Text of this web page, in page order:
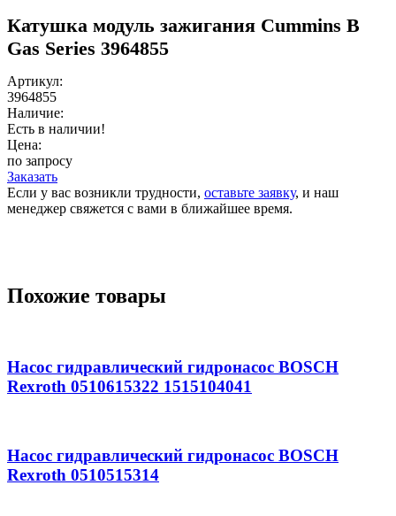
Катушка модуль зажигания Cummins B
Gas Series 3964855
Артикул:
3964855
Наличие:
Есть в наличии!
Цена:
по запросу
Заказать
Если у вас возникли трудности, оставьте заявку, и наш
менеджер свяжется с вами в ближайшее время.
Похожие товары
Насос гидравлический гидронасос BOSCH
Rexroth 0510615322 1515104041
Насос гидравлический гидронасос BOSCH
Rexroth 0510515314